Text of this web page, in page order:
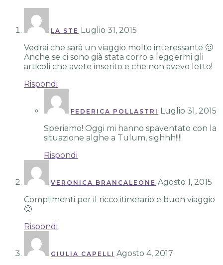
LA STE Luglio 31, 2015
Vedrai che sarà un viaggio molto interessante 🙂
Anche se ci sono già stata corro a leggermi gli
articoli che avete inserito e che non avevo letto!
Rispondi
FEDERICA POLLASTRI Luglio 31, 2015
Speriamo! Oggi mi hanno spaventato con la
situazione alghe a Tulum, sighhh!!!!
Rispondi
VERONICA BRANCALEONE Agosto 1, 2015
Complimenti per il ricco itinerario e buon viaggio
🙂
Rispondi
GIULIA CAPELLI Agosto 4, 2017